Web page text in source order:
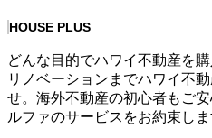
HOUSE PLUS
どんな目的でハワイ不動産を
リノベーションまでハワイ不
せ。海外不動産の初心者もご
ルファのサービスをお約束し